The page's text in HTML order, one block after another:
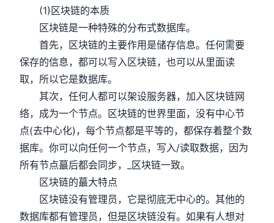
(1)区块链的本质
区块链是一种特殊的分布式数据库。
首先，区块链的主要作用是储存信息。任何需要
保存的信息，都可以写入区块链，也可以从里面读
取，所以它是数据库。
其次，任何人都可以架设服务器，加入区块链网
络，成为一个节点。区块链的世界里面，没有中心节
点(去中心化)，每个节点都是平等的，都保存着整个数
据库。你可以向任何一个节点，写入/读取数据，因为
所有节点蕞后都会同步，_区块链一致。
区块链的蕞大特点
区块链没有管理员，它是彻底无中心的。其他的
数据库都有管理员，但是区块链没有。如果有人想对